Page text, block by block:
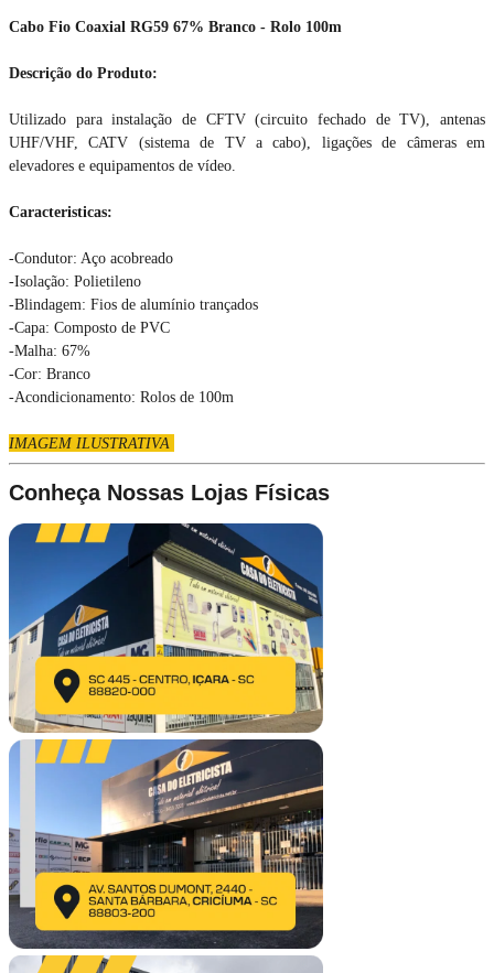
Cabo Fio Coaxial RG59 67% Branco - Rolo 100m
Descrição do Produto:
Utilizado para instalação de CFTV (circuito fechado de TV), antenas
UHF/VHF, CATV (sistema de TV a cabo), ligações de câmeras em
elevadores e equipamentos de vídeo.
Caracteristicas:
-Condutor: Aço acobreado
-Isolação: Polietileno
-Blindagem: Fios de alumínio trançados
-Capa: Composto de PVC
-Malha: 67%
-Cor: Branco
-Acondicionamento: Rolos de 100m
IMAGEM ILUSTRATIVA
Conheça Nossas Lojas Físicas